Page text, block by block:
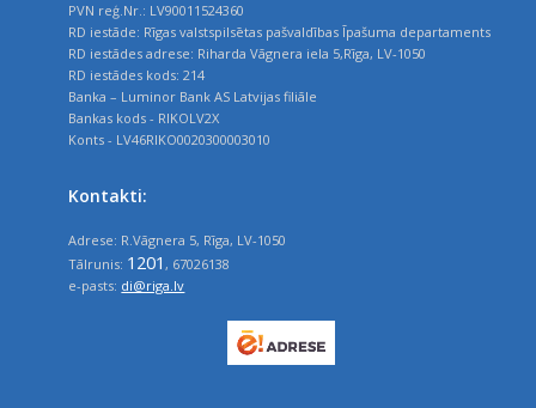
PVN reģ.Nr.: LV90011524360
RD iestāde: Rīgas valstspilsētas pašvaldības Īpašuma departaments
RD iestādes adrese: Riharda Vāgnera iela 5,Rīga, LV-1050
RD iestādes kods: 214
Banka – Luminor Bank AS Latvijas filiāle
Bankas kods - RIKOLV2X
Konts - LV46RIKO0020300003010
Kontakti:
Adrese: R.Vāgnera 5, Rīga, LV-1050
Tālrunis: 1201, 67026138
e-pasts: di@riga.lv